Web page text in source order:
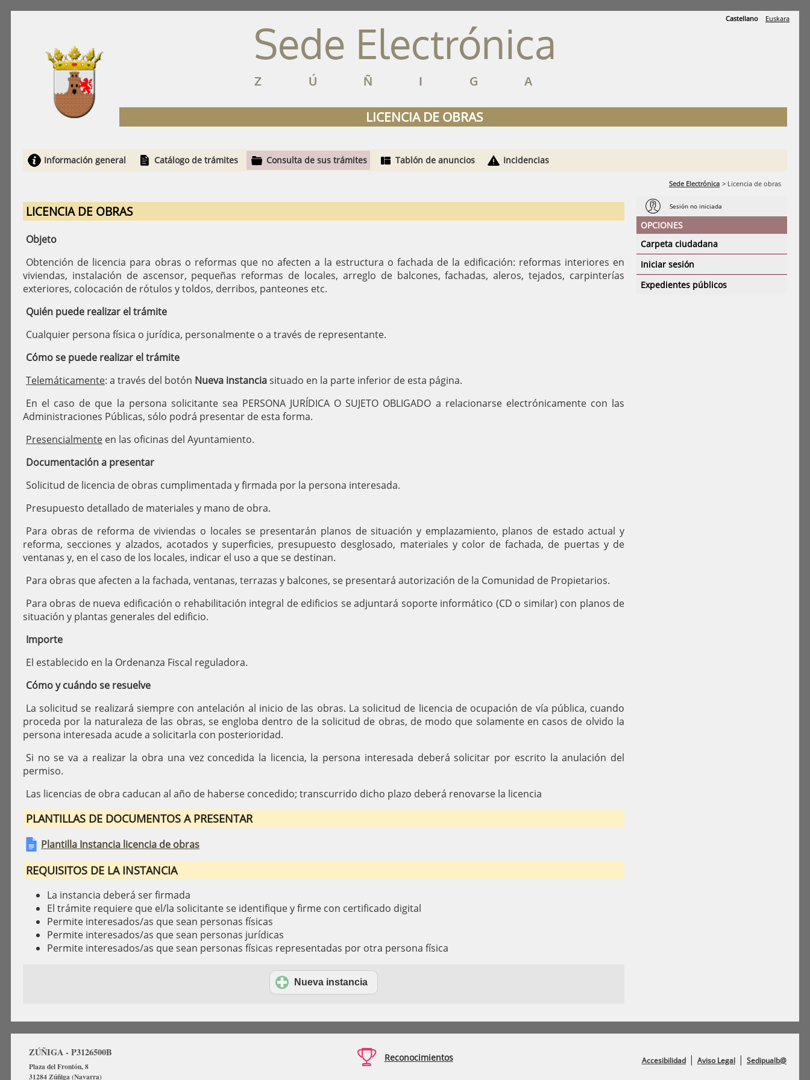
Castellano Euskara
Sede Electrónica
ZÚÑIGA
LICENCIA DE OBRAS
Información general Catálogo de trámites Consulta de sus trámites Tablón de anuncios Incidencias
Sede Electrónica > Licencia de obras
Sesión no iniciada
OPCIONES
Carpeta ciudadana
Iniciar sesión
Expedientes públicos
LICENCIA DE OBRAS
Objeto
Obtención de licencia para obras o reformas que no afecten a la estructura o fachada de la edificación: reformas interiores en
viviendas, instalación de ascensor, pequeñas reformas de locales, arreglo de balcones, fachadas, aleros, tejados, carpinterías
exteriores, colocación de rótulos y toldos, derribos, panteones etc.
Quién puede realizar el trámite
Cualquier persona física o jurídica, personalmente o a través de representante.
Cómo se puede realizar el trámite
Telemáticamente: a través del botón Nueva instanciasituado en la parte inferior de esta página.
En el caso de que la persona solicitante sea PERSONA JURÍDICA O SUJETO OBLIGADO a relacionarse electrónicamente con las
Administraciones Públicas, sólo podrá presentar de esta forma.
Presencialmente en las oficinas del Ayuntamiento.
Documentación a presentar
Solicitud de licencia de obras cumplimentada y firmada por la persona interesada.
Presupuesto detallado de materiales y mano de obra.
Para obras de reforma de viviendas o locales se presentarán planos de situación y emplazamiento, planos de estado actual y
reforma, secciones y alzados, acotados y superficies, presupuesto desglosado, materiales y color de fachada, de puertas y de
ventanas y, en el caso de los locales, indicar el uso a que se destinan.
Para obras que afecten a la fachada, ventanas, terrazas y balcones, se presentará autorización de la Comunidad de Propietarios.
Para obras de nueva edificación o rehabilitación integral de edificios se adjuntará soporte informático (CD o similar) con planos de
situación y plantas generales del edificio.
Importe
El establecido en la Ordenanza Fiscal reguladora.
Cómo y cuándo se resuelve
La solicitud se realizará siempre con antelación al inicio de las obras. La solicitud de licencia de ocupación de vía pública, cuando
proceda por la naturaleza de las obras, se engloba dentro de la solicitud de obras, de modo que solamente en casos de olvido la
persona interesada acude a solicitarla con posterioridad.
Si no se va a realizar la obra una vez concedida la licencia, la persona interesada deberá solicitar por escrito la anulación del
permiso.
Las licencias de obra caducan al año de haberse concedido; transcurrido dicho plazo deberá renovarse la licencia
PLANTILLAS DE DOCUMENTOS A PRESENTAR
Plantilla Instancia licencia de obras
REQUISITOS DE LA INSTANCIA
La instancia deberá ser firmada
El trámite requiere que el/la solicitante se identifique y firme con certificado digital
Permite interesados/as que sean personas físicas
Permite interesados/as que sean personas jurídicas
Permite interesados/as que sean personas físicas representadas por otra persona física
Nueva instancia
ZÚÑIGA - P3126500B
Plaza del Frontón, 8
31284 Zúñiga (Navarra)
 Reconocimientos Accesibilidad | Aviso Legal | Sedipualb@